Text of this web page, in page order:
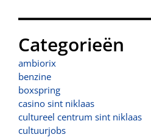
Categorieën
ambiorix
benzine
boxspring
casino sint niklaas
cultureel centrum sint niklaas
cultuurjobs